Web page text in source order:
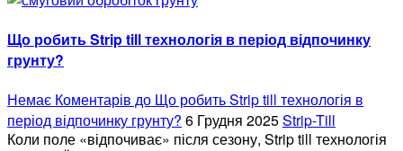
Що робить Strip till технологія в період відпочинку
грунту?
Немає Коментарів до Що робить Strip till технологія в
період відпочинку грунту? 6 Грудня 2025Strip-Till
Коли поле «відпочиває» після сезону, Strip till технологія